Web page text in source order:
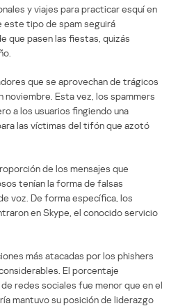
y viajes para practicar esquí en
este tipo de spam seguirá
que pasen las fiestas, quizás
que se aprovechan de trágicos
Esta vez, los spammers
a los usuarios fingiendo una
las víctimas del tifón que azotó
de los mensajes que
tenían la forma de falsas
voz. De forma específica, los
en Skype, el conocido servicio
más atacadas por los phishers
El porcentaje
redes sociales fue menor que en el
mantuvo su posición de liderazgo